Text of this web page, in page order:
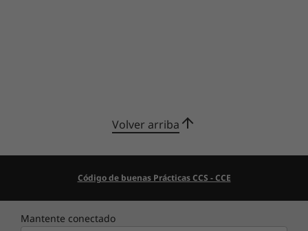
Volver arriba
Código de buenas Prácticas CCS - CCE
Mantente conectado